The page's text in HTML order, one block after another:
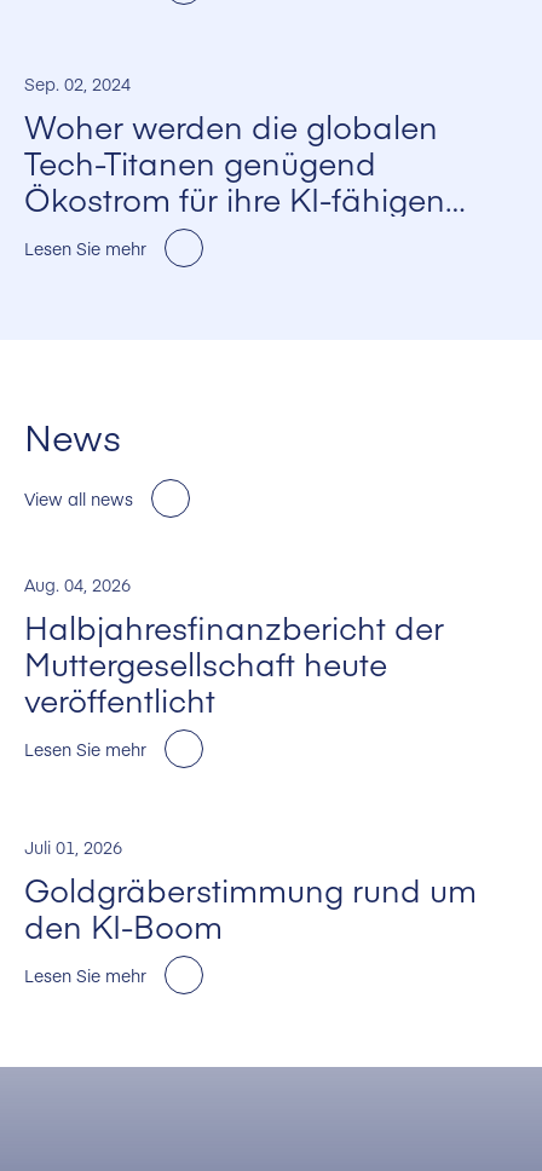
Sep. 02, 2024
Woher werden die globalen
Tech-Titanen genügend
Ökostrom für ihre KI-fähigen
Hyperscale-Rechenzentren
Lesen Sie mehr
News
View all news
Aug. 04, 2026
Halbjahresfinanzbericht der
Muttergesellschaft heute
veröffentlicht
Lesen Sie mehr
Juli 01, 2026
Goldgräberstimmung rund um
den KI-Boom
Lesen Sie mehr